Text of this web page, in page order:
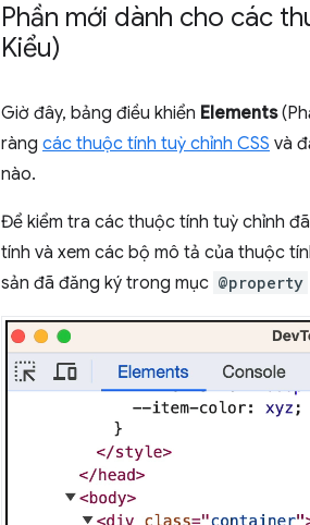
Phần mới dành cho các
Kiểu)
Giờ đây, bảng điều khiển Elements
ràng các thuộc tính tuỳ chỉnh CSS và
nào.
Để kiểm tra các thuộc tính tuỳ chỉnh
tính và xem các bộ mô tả của thuộc
sản đã đăng ký trong mục @property